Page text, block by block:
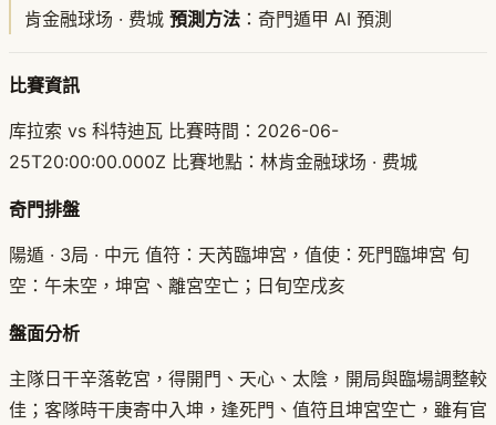
肯金融球场 · 费城 預測方法 ：奇門遁甲 AI 預測
比賽資訊
库拉索 vs 科特迪瓦 比賽時間：2026-06-
25T20:00:00.000Z 比賽地點：林肯金融球场 · 费城
奇門排盤
陽遁 · 3局 · 中元 值符：天芮臨坤宮，值使：死門臨坤宮 旬
空：午未空，坤宮、離宮空亡；日旬空戌亥
盤面分析
主隊日干辛落乾宮，得開門、天心、太陰，開局與臨場調整較
佳；客隊時干庚寄中入坤，逢死門、值符且坤宮空亡，雖有官